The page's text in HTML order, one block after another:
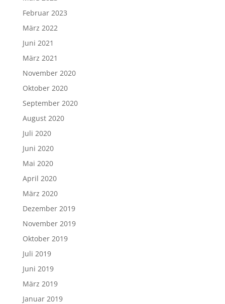
Februar 2023
März 2022
Juni 2021
März 2021
November 2020
Oktober 2020
September 2020
August 2020
Juli 2020
Juni 2020
Mai 2020
April 2020
März 2020
Dezember 2019
November 2019
Oktober 2019
Juli 2019
Juni 2019
März 2019
Januar 2019